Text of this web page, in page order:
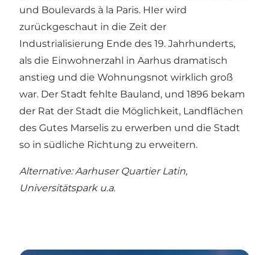
und Boulevards à la Paris. HIer wird
zurückgeschaut in die Zeit der
Industrialisierung Ende des 19. Jahrhunderts,
als die Einwohnerzahl in Aarhus dramatisch
anstieg und die Wohnungsnot wirklich groß
war. Der Stadt fehlte Bauland, und 1896 bekam
der Rat der Stadt die Möglichkeit, Landflächen
des Gutes Marselis zu erwerben und die Stadt
so in südliche Richtung zu erweitern.
Alternative: Aarhuser Quartier Latin,
Universitätspark u.a.